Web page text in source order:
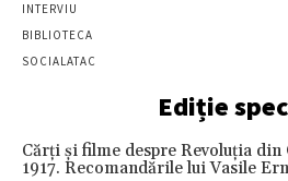
INTERVIU
BIBLIOTECA
SOCIALATAC
Ediție
Cărţi şi filme despre Revoluţia din
1917. Recomandările lui Vasile